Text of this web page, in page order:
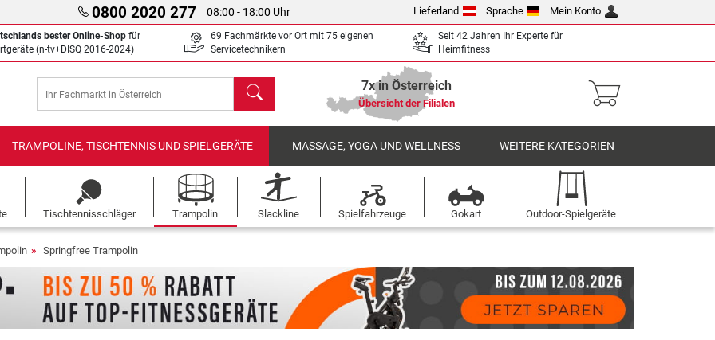
0800 2020 277 08:00 - 18:00 Uhr Lieferland Sprache Mein Konto
bester Online-Shop für
(n-tv+DISQ 2016-2024)
69 Fachmärkte vor Ort mit 75 eigenen
Servicetechnikern
Seit 42 Jahren Ihr Experte für
Heimfitness
Suchen 7x in Österreich
Übersicht der Filialen
TRAMPOLINE, TISCHTENNIS UND SPIELGERÄTE MASSAGE, YOGA UND WELLNESS WEITERE KATEGORIEN
Tischtennisschläger Trampolin Slackline Spielfahrzeuge Gokart Outdoor-Spielgeräte
Springfree Trampolin